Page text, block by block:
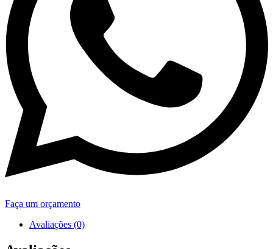
Faça um orçamento
Avaliações (0)